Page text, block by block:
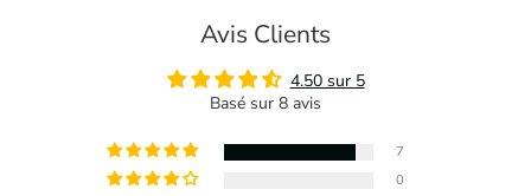
Avis Clients
4.50 sur 5
Basé sur 8 avis
7
0